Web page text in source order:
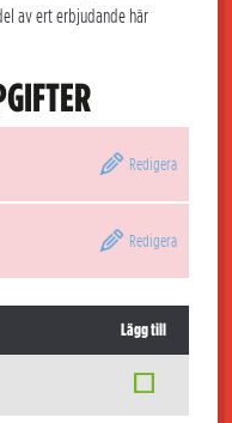
av ert erbjudande här
Redigera
Redigera
Lägg till